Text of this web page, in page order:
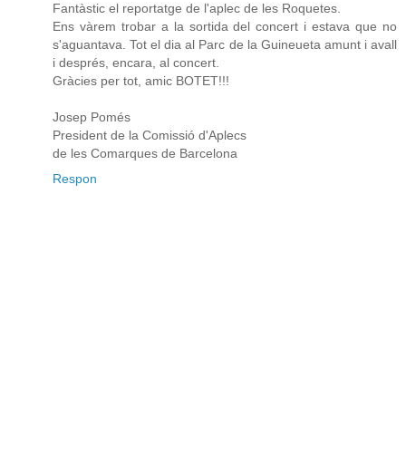
Fantàstic el reportatge de l'aplec de les Roquetes.
Ens vàrem trobar a la sortida del concert i estava que no
s'aguantava. Tot el dia al Parc de la Guineueta amunt i avall
i després, encara, al concert.
Gràcies per tot, amic BOTET!!!
Josep Pomés
President de la Comissió d'Aplecs
de les Comarques de Barcelona
Respon